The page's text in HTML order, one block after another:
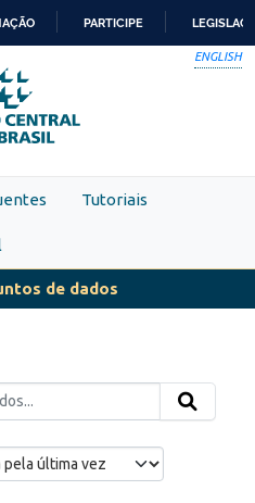
PARA
O
CONTEÚDO
PARTICIPE
ENGLISH
Tutoriais
de dados